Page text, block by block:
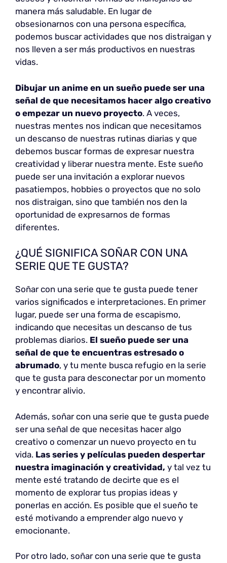
manera más saludable. En lugar de
obsesionarnos con una persona específica,
podemos buscar actividades que nos distraigan y
nos lleven a ser más productivos en nuestras
vidas.
Dibujar un anime en un sueño puede ser una
señal de que necesitamos hacer algo creativo
o empezar un nuevo proyecto. A veces,
nuestras mentes nos indican que necesitamos
un descanso de nuestras rutinas diarias y que
debemos buscar formas de expresar nuestra
creatividad y liberar nuestra mente. Este sueño
puede ser una invitación a explorar nuevos
pasatiempos, hobbies o proyectos que no solo
nos distraigan, sino que también nos den la
oportunidad de expresarnos de formas
diferentes.
¿QUÉ SIGNIFICA SOÑAR CON UNA
SERIE QUE TE GUSTA?
Soñar con una serie que te gusta puede tener
varios significados e interpretaciones. En primer
lugar, puede ser una forma de escapismo,
indicando que necesitas un descanso de tus
problemas diarios. El sueño puede ser una
señal de que te encuentras estresado o
abrumado, y tu mente busca refugio en la serie
que te gusta para desconectar por un momento
y encontrar alivio.
Además, soñar con una serie que te gusta puede
ser una señal de que necesitas hacer algo
creativo o comenzar un nuevo proyecto en tu
vida. Las series y películas pueden despertar
nuestra imaginación y creatividad, y tal vez tu
mente esté tratando de decirte que es el
momento de explorar tus propias ideas y
ponerlas en acción. Es posible que el sueño te
esté motivando a emprender algo nuevo y
emocionante.
Por otro lado, soñar con una serie que te gusta